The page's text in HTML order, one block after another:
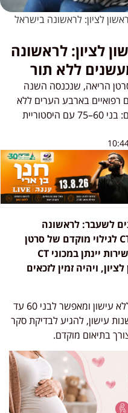
לציון: לראשונה בישראל
לציון: לראשונה
הריאה, שנכנסה השנה
רפואיים בארבע הערים ללא
צורך בקביעת תור מראש. הזכאים: בני 60–75 עם היסטוריית
לשעבר: לראשונה
בישראל ניתן יהיה לבצע בדיקת CT לגילוי מוקדם של סרטן
הריאה ללא קביעת תור מראש. השירות יינתן במכוני CT
ויהיה זמין לזכאים
המהלך יוצא לדרך ביום הבינלאומי ללא עישון ומאפשר לבני 60 עד
בעלי היסטוריה של לפחות 20 שנות עישון, להגיע לבדיקת סקר
בתיאום מוקדם.